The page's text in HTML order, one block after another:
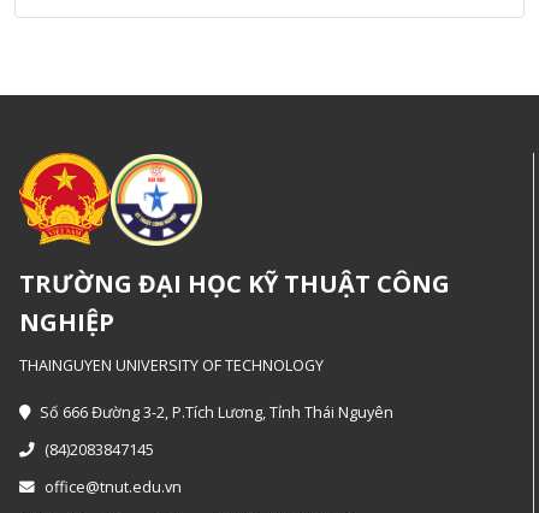
TRƯỜNG ĐẠI HỌC KỸ THUẬT CÔNG
NGHIỆP
THAINGUYEN UNIVERSITY OF TECHNOLOGY
Số 666 Đường 3-2, P.Tích Lương, Tỉnh Thái Nguyên
(84)2083847145
office@tnut.edu.vn